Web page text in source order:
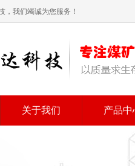
，我们竭诚为您服务！
关于我们 产品中